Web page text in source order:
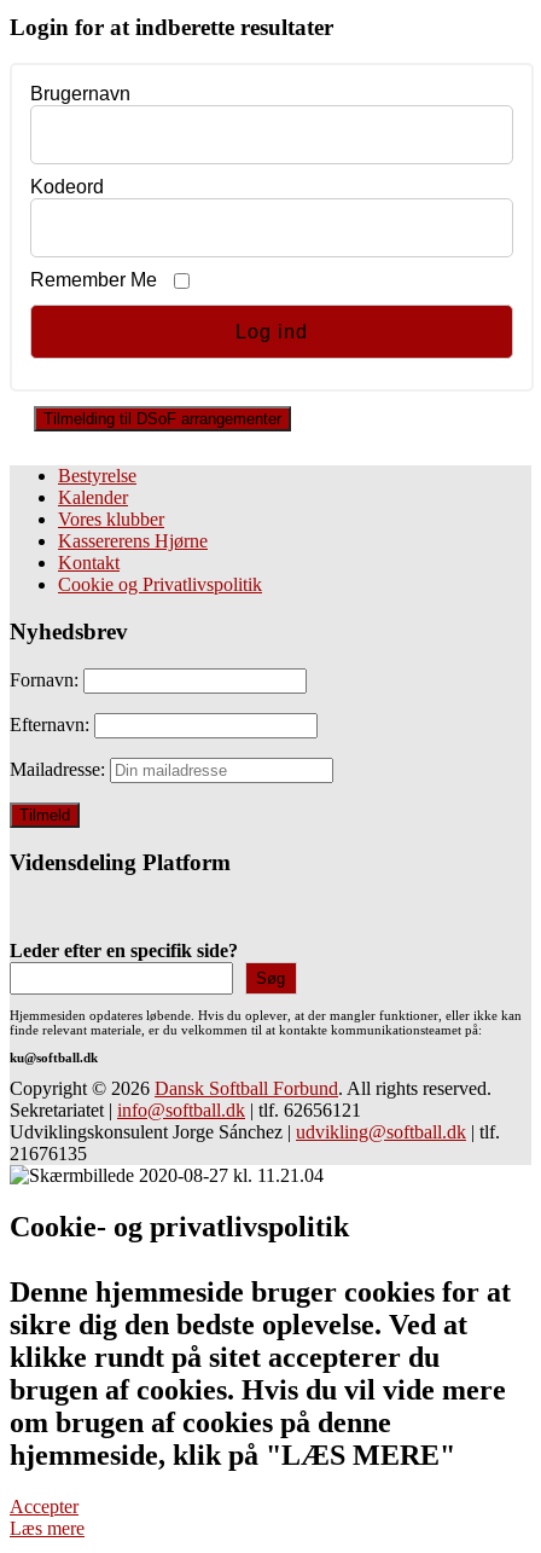
Login for at indberette resultater
Brugernavn
Kodeord
Remember Me
Tilmelding til DSoF arrangementer
Bestyrelse
Kalender
Vores klubber
Kassererens Hjørne
Kontakt
Cookie og Privatlivspolitik
Nyhedsbrev
Fornavn:
Efternavn:
Mailadresse:
Vidensdeling Platform
Leder efter en specifik side?
Søg
Hjemmesiden opdateres løbende. Hvis du oplever, at der mangler funktioner, eller ikke kan
finde relevant materiale, er du velkommen til at kontakte kommunikationsteamet på:
ku@softball.dk
Copyright © 2026 Dansk Softball Forbund. All rights reserved.
Sekretariatet | info@softball.dk | tlf. 62656121
Udviklingskonsulent Jorge Sánchez | udvikling@softball.dk | tlf.
21676135
Cookie- og privatlivspolitik
Denne hjemmeside bruger cookies for at
sikre dig den bedste oplevelse. Ved at
klikke rundt på sitet accepterer du
brugen af cookies. Hvis du vil vide mere
om brugen af cookies på denne
hjemmeside, klik på "LÆS MERE"
Accepter
Læs mere